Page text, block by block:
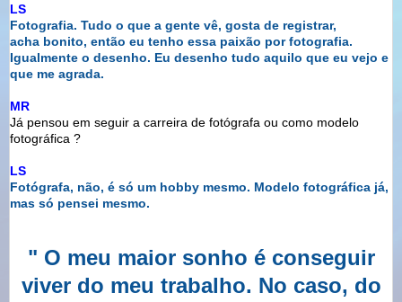
LS
Fotografia. Tudo o que a gente vê, gosta de registrar,
acha bonito, então eu tenho essa paixão por fotografia.
Igualmente o desenho. Eu desenho tudo aquilo que eu vejo e
que me agrada.
MR
Já pensou em seguir a carreira de fotógrafa ou como modelo
fotográfica ?
LS
Fotógrafa, não, é só um hobby mesmo. Modelo fotográfica já,
mas só pensei mesmo.
" O meu maior sonho é conseguir
viver do meu trabalho. No caso, do